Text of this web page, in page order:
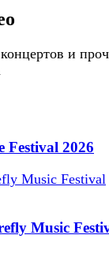
и
Festival 2026
Music